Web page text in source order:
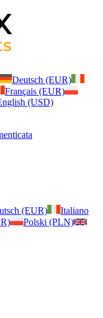
Deutsch (EUR)
Français (EUR)
(USD)
(EUR)
Italiano
Polski (PLN)